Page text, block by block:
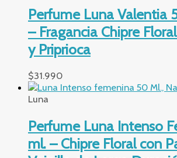
Perfume Luna Valentia
– Fragancia Chipre
y Priprioca
$31.990
Luna
Perfume Luna Intenso
ml. – Chipre Floral con